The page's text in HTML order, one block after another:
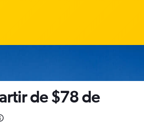
de $78 de